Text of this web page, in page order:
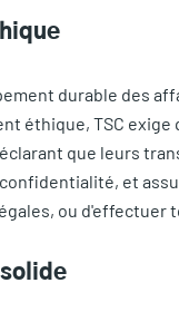
durable des
éthique, TSC
que leurs
et
ou d'effectuer